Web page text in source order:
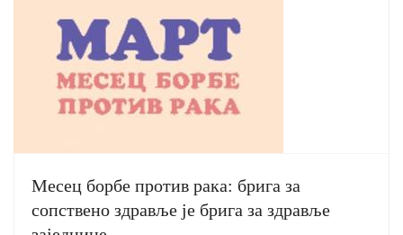
Месец борбе против рака: брига за
сопствено здравље је брига за здравље